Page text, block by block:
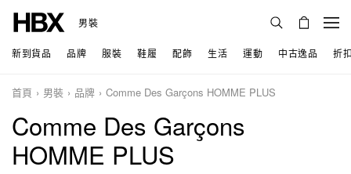
男裝
新到貨品 品牌 服裝 鞋履 配飾 生活 運動 中古逸品 折
首頁 男裝 品牌 Comme Des Garçons HOMME PLUS
Comme Des Garçons
HOMME PLUS